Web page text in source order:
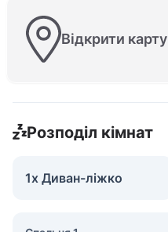
Відкрити карту
Розподіл кімнат
1x Диван-ліжко